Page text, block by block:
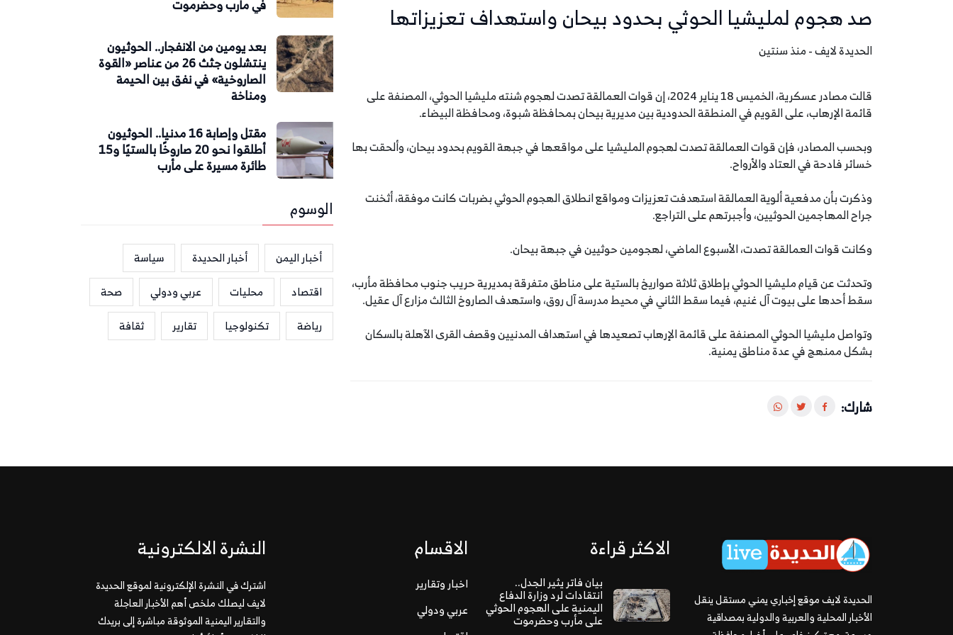
صد هجوم لمليشيا الحوثي بحدود بيحان واستهداف تعزيزاتها
الحديدة لايف - منذ سنتين
قالت مصادر عسكرية، الخميس 18 يناير 2024، إن قوات العمالقة تصدت لهجوم شنته مليشيا الحوثي، المصنفة على
قائمة الإرهاب، على القويم في المنطقة الحدودية بين مديرية بيحان بمحافظة شبوة، ومحافظة البيضاء.
وبحسب المصادر، فإن قوات العمالقة تصدت لهجوم المليشيا على مواقعها في جبهة القويم بحدود بيحان، وألحقت بها
خسائر فادحة في العتاد والأرواح.
وذكرت بأن مدفعية ألوية العمالقة استهدفت تعزيزات ومواقع انطلاق الهجوم الحوثي بضربات كانت موفقة، أثخنت
جراح المهاجمين الحوثيين، وأجبرتهم على التراجع.
وكانت قوات العمالقة تصدت، الأسبوع الماضي، لهجومين حوثيين في جبهة بيحان.
وتحدثت عن قيام مليشيا الحوثي بإطلاق ثلاثة صواريخ بالستية على مناطق متفرقة بمديرية حريب جنوب محافظة مأرب،
سقط أحدها على بيوت آل غنيم، فيما سقط الثاني في محيط مدرسة آل روق، واستهدف الصاروخ الثالث مزارع آل عقيل.
وتواصل مليشيا الحوثي المصنفة على قائمة الإرهاب تصعيدها في استهداف المدنيين وقصف القرى الآهلة بالسكان
بشكل ممنهج في عدة مناطق يمنية.
شارك:
في مأرب وحضرموت
بعد يومين من الانفجار.. الحوثيون
ينتشلون جثث 26 من عناصر «القوة
الصاروخية» في نفق بين الحيمة
ومناخة
مقتل وإصابة 16 مدنيا.. الحوثيون
أطلقوا نحو 20 صاروخًا بالستيًا و15
طائرة مسيرة على مأرب
الوسوم
أخبار اليمن أخبار الحديدة
سياسة
اقتصاد
محليات عربي ودولي
صحة
رياضة
تكنولوجيا تقارير ثقافة
الحديدة لايف موقع إخباري يمني مستقل ينقل
الأخبار المحلية والعربية والدولية بمصداقية
الاكثر قراءة
بيان فاتر يثير الجدل..
انتقادات لرد وزارة الدفاع
اليمنية على الهجوم الحوثي
على مأرب وحضرموت
الاقسام
اخبار وتقارير
عربي ودولي
النشرة الالكترونية
اشترك في النشرة الإلكترونية لموقع الحديدة
لايف ليصلك ملخص أهم الأخبار العاجلة
والتقارير اليمنية الموثوقة مباشرة إلى بريدك